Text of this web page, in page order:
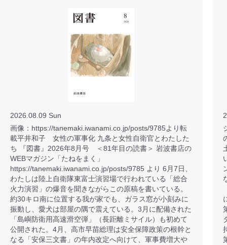
2026.08.09 Sun
画像：https://tanemaki.iwanami.co.jp/posts/9785より転
載平井和子 女性の軍事化 九条と女性自衛官とわたした
ち 『図書』2026年8月号 ＜81年目の読書＞ 岩波書店の
WEBマガジン「たねをまく」
https://tanemaki.iwanami.co.jp/posts/9785 より 6月7日、
わたしは陸上自衛隊東富士演習場で行われている「総合
火力演習」の爆音を聞きながらこの原稿を書いている。
約30キロ南に位置する我が家でも、ガラス窓が小刻みに
振動し、愛犬は部屋の隅で震えている。3月に配備された
「島嶼防衛用高速滑空弾」（長距離ミサイル）も初めて
公開された。4月、高市早苗総理は安全保障政策の根幹と
なる「安保三文書」の年内改定へ向けて、軍事費増大や